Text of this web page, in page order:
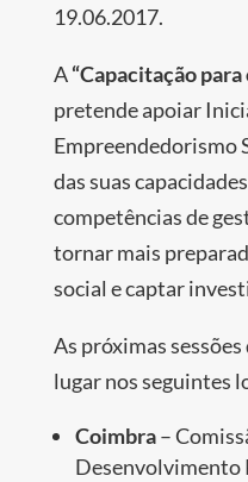
19.06.2017.
A“Capacitação
pretende apoiar
Empreendedorismo
das suas
competências de
tornar mais
social e captar
As próximas
lugar nos seguintes
Coimbra–
Desenvolvimento